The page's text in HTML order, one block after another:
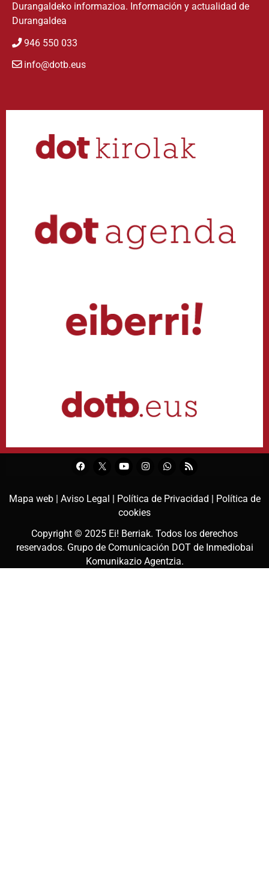
Durangaldeko informazioa. Información y actualidad de
Durangaldea
946 550 033
info@dotb.eus
Mapa web | Aviso Legal | Política de Privacidad | Política de
cookies
Copyright © 2025 Ei! Berriak. Todos los derechos
reservados. Grupo de Comunicación DOT de Inmediobai
Komunikazio Agentzia.